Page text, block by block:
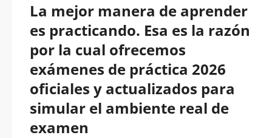
La mejor manera de aprender
es practicando. Esa es la razón
por la cual ofrecemos
exámenes de práctica 2026
oficiales y actualizados para
simular el ambiente real de
examen